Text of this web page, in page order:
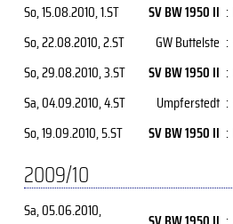
So, 15.08.2010, 1.ST SV BW 1950 II :
So, 22.08.2010, 2.ST GW Buttelste :
So, 29.08.2010, 3.ST SV BW 1950 II :
Sa, 04.09.2010, 4.ST Umpferstedt :
So, 19.09.2010, 5.ST SV BW 1950 II :
2009/10
Sa, 05.06.2010,